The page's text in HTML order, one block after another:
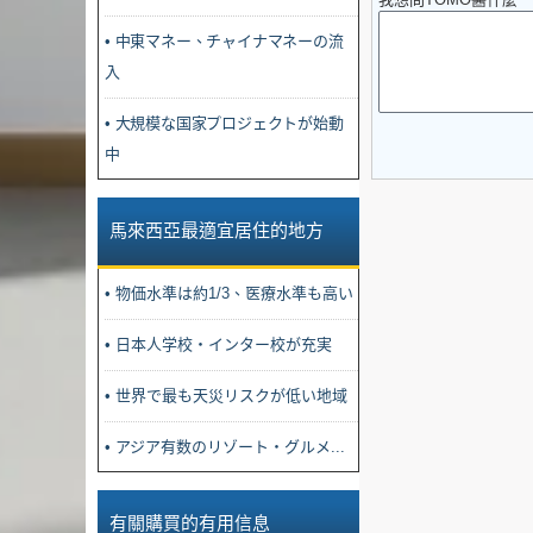
• 中東マネー、チャイナマネーの流
入
• 大規模な国家プロジェクトが始動
中
馬來西亞最適宜居住的地方
• 物価水準は約1/3、医療水準も高い
• 日本人学校・インター校が充実
• 世界で最も天災リスクが低い地域
• アジア有数のリゾート・グルメ...
有關購買的有用信息